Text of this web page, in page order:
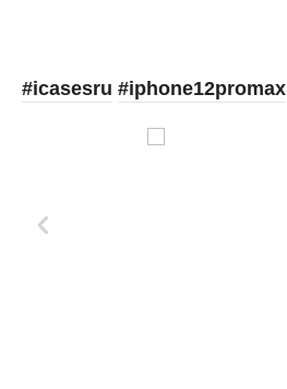
#icasesru #iphone12promax